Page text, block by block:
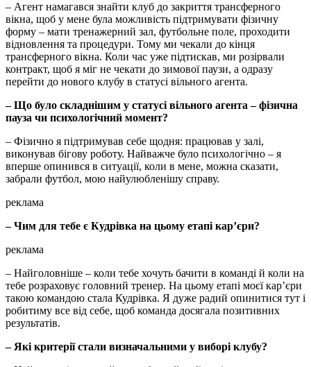
– Агент намагався знайти клуб до закриття трансферного
вікна, щоб у мене була можливість підтримувати фізичну
форму – мати тренажерний зал, футбольне поле, проходити
відновлення та процедури. Тому ми чекали до кінця
трансферного вікна. Коли час уже підтискав, ми розірвали
контракт, щоб я міг не чекати до зимової паузи, а одразу
перейти до нового клубу в статусі вільного агента.
– Що було складнішим у статусі вільного агента – фізична
пауза чи психологічний момент?
– Фізично я підтримував себе щодня: працював у залі,
виконував бігову роботу. Найважче було психологічно – я
вперше опинився в ситуації, коли в мене, можна сказати,
забрали футбол, мою найулюбленішу справу.
реклама
– Чим для тебе є Кудрівка на цьому етапі кар’єри?
реклама
– Найголовніше – коли тебе хочуть бачити в команді й коли на
тебе розраховує головний тренер. На цьому етапі моєї кар’єри
такою командою стала Кудрівка. Я дуже радий опинитися тут і
робитиму все від себе, щоб команда досягала позитивних
результатів.
– Які критерії стали визначальними у виборі клубу?